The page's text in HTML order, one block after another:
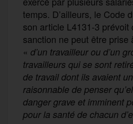
temps. D’ailleurs, le Code
son article L4131-3 prévoit
sanction ne peut être prise
« d’un travailleur ou d’un
travailleurs qui se sont
de travail dont ils avaient
raisonnable de penser
danger grave et imminent
pour la santé de chacun